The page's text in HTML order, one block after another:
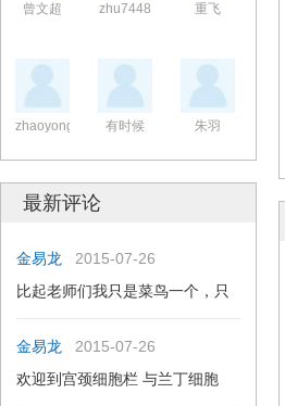
曾文超 zhu7448 重飞
zhaoyongpe 有时候 朱羽
最新评论
金易龙
2015-07-26
比起老师们我只是菜鸟一个，只
金易龙
2015-07-26
欢迎到宫颈细胞栏 与兰丁细胞